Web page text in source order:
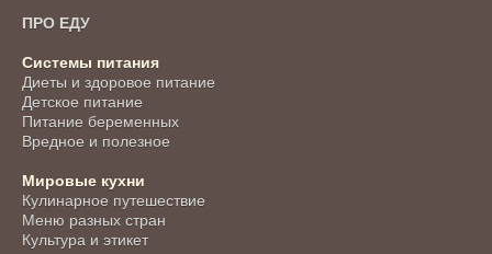
ПРО ЕДУ
Системы питания
Диеты и здоровое питание
Детское питание
Питание беременных
Вредное и полезное
Мировые кухни
Кулинарное путешествие
Меню разных стран
Культура и этикет